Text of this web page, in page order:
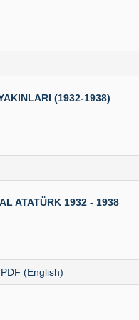
(1932-1938)
ATATÜRK 1932 - 1938
PDF (English)